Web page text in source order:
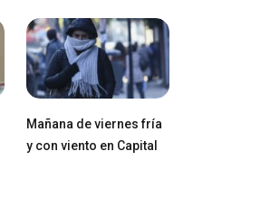
Mañana de viernes fría
y con viento en Capital